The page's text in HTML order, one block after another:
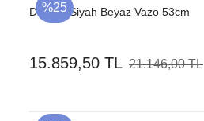
%25
Desenli Siyah Beyaz Vazo 53cm
15.859,50 TL 21.146,00 TL